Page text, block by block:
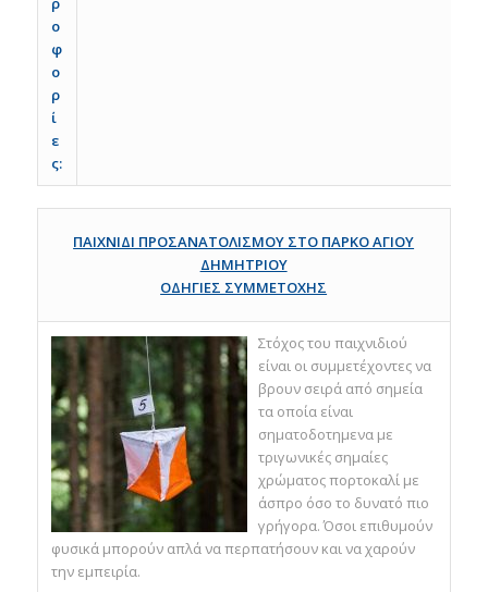
ο
φ
ο
ρ
ί
ε
ς:
ΠΑΙΧΝΙΔΙ ΠΡΟΣΑΝΑΤΟΛΙΣΜΟΥ ΣΤΟ ΠΑΡΚΟ ΑΓΙΟΥ
ΔΗΜΗΤΡΙΟΥ
ΟΔΗΓΙΕΣ ΣΥΜΜΕΤΟΧΗΣ
Στόχος του παιχνιδιού
είναι οι συμμετέχοντες να
βρουν σειρά από σημεία
τα οποία είναι
σηματοδοτημενα με
τριγωνικές σημαίες
χρώματος πορτοκαλί με
άσπρο όσο το δυνατό πιο
γρήγορα. Όσοι επιθυμούν
φυσικά μπορούν απλά να περπατήσουν και να χαρούν
την εμπειρία.